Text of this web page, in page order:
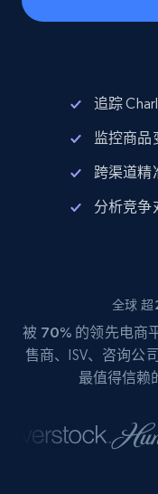
追踪
监控商品
跨渠道精
分析竞争
全球
被 70% 的领先电商
售商、ISV、咨询公
最值得信赖